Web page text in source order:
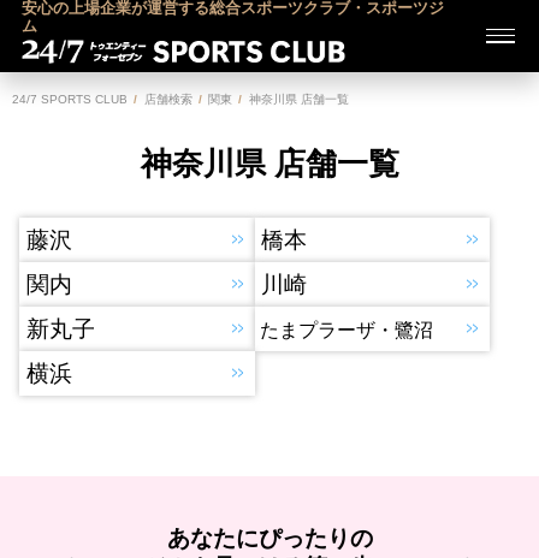
安心の上場企業が運営する総合スポーツクラブ・スポーツジ
ム
24/7 SPORTS CLUB 店舗検索 関東 神奈川県 店舗一覧
神奈川県 店舗一覧
藤沢
橋本
関内
川崎
新丸子
たまプラーザ・鷺沼
横浜
あなたにぴったりの